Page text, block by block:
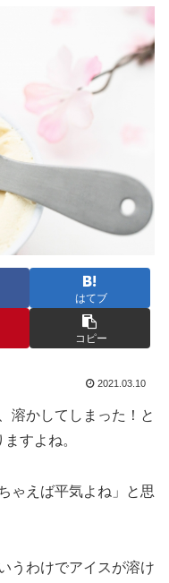
はてブ
コピー
2021.03.10
溶かしてしまった！と
すよね。
ゃえば平気よね」と思
うわけでアイスが溶け